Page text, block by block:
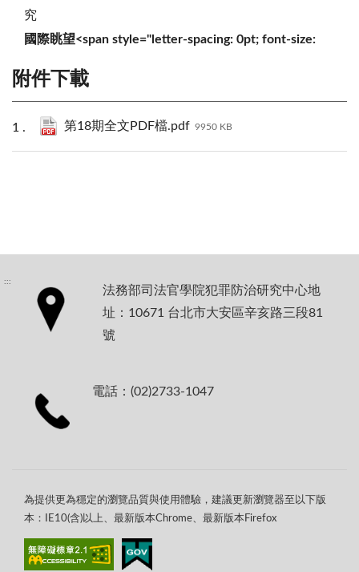
究
國際眺望<span style="letter-spacing: 0pt; font-size:
附件下載
第18期全文PDF檔.pdf 9950 KB
:::
法務部司法官學院犯罪防治研究中心地
址：10671 台北市大安區辛亥路三段81
號
電話：(02)2733-1047
為提供更為穩定的瀏覽品質與使用體驗，建議更新瀏覽器至以下版
本：IE10(含)以上、最新版本Chrome、最新版本Firefox